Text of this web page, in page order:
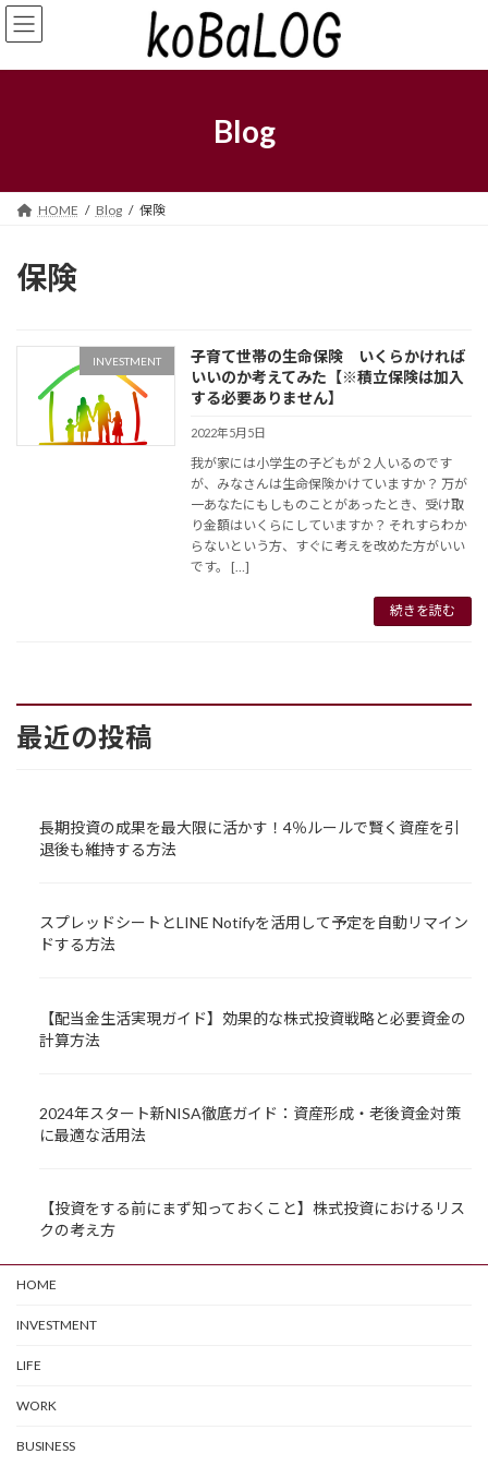
コ
ン
ン
ナ
ビ
ー
Blog
HOME Blog 保険
保険
INVESTMENT
子育て世帯の生命保険 いくらかければ
いいのか考えてみた【※積立保険は加入
する必要ありません】
2022年5月5日
我が家には小学生の子どもが２人いるのです
が、みなさんは生命保険かけていますか？ 万が
一あなたにもしものことがあったとき、受け取
り金額はいくらにしていますか？ それすらわか
らないという方、すぐに考えを改めた方がいい
です。 […]
続きを読む
最近の投稿
長期投資の成果を最大限に活かす！4％ルールで賢く資産を引
退後も維持する方法
スプレッドシートとLINE Notifyを活用して予定を自動リマイン
ドする方法
【配当金生活実現ガイド】効果的な株式投資戦略と必要資金の
計算方法
2024年スタート新NISA徹底ガイド：資産形成・老後資金対策
に最適な活用法
【投資をする前にまず知っておくこと】株式投資におけるリス
クの考え方
HOME
INVESTMENT
LIFE
WORK
BUSINESS